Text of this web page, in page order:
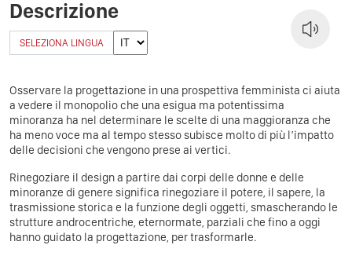
Descrizione
SELEZIONA LINGUA
Osservare la progettazione in una prospettiva femminista ci aiuta
a vedere il monopolio che una esigua ma potentissima
minoranza ha nel determinare le scelte di una maggioranza che
ha meno voce ma al tempo stesso subisce molto di più l’impatto
delle decisioni che vengono prese ai vertici.
Rinegoziare il design a partire dai corpi delle donne e delle
minoranze di genere significa rinegoziare il potere, il sapere, la
trasmissione storica e la funzione degli oggetti, smascherando le
strutture androcentriche, eternormate, parziali che fino a oggi
hanno guidato la progettazione, per trasformarle.